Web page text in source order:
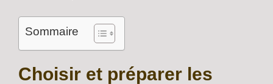
Sommaire
Choisir et préparer les